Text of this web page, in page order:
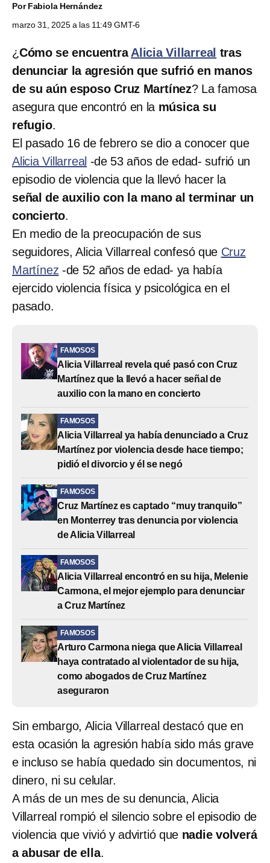
PorFabiola Hernández
marzo 31, 2025 a las 11:49 GMT-6
¿Cómo se encuentraAlicia Villarreal tras
denunciar la agresión que sufrió en manos
de su aún esposo Cruz Martínez? La famosa
asegura que encontró en la música su
refugio.
El pasado 16 de febrero se dio a conocer que
Alicia Villarreal -de 53 años de edad- sufrió un
episodio de violencia que la llevó hacer la
señal de auxilio con la mano al terminar un
concierto.
En medio de la preocupación de sus
seguidores, Alicia Villarreal confesó que Cruz
Martínez -de 52 años de edad- ya había
ejercido violencia física y psicológica en el
pasado.
FAMOSOS
Alicia Villarreal revela qué pasó con Cruz
Martínez que la llevó a hacer señal de
auxilio con la mano en concierto
FAMOSOS
Alicia Villarreal ya había denunciado a Cruz
Martínez por violencia desde hace tiempo;
pidió el divorcio y él se negó
FAMOSOS
Cruz Martínez es captado “muy tranquilo”
en Monterrey tras denuncia por violencia
de Alicia Villarreal
FAMOSOS
Alicia Villarreal encontró en su hija, Melenie
Carmona, el mejor ejemplo para denunciar
a Cruz Martínez
FAMOSOS
Arturo Carmona niega que Alicia Villarreal
haya contratado al violentador de su hija,
como abogados de Cruz Martínez
aseguraron
Sin embargo, Alicia Villarreal destacó que en
esta ocasión la agresión había sido más grave
e incluso se había quedado sin documentos, ni
dinero, ni su celular.
A más de un mes de su denuncia, Alicia
Villarreal rompió el silencio sobre el episodio de
violencia que vivió y advirtió que nadie volverá
a abusar de ella.